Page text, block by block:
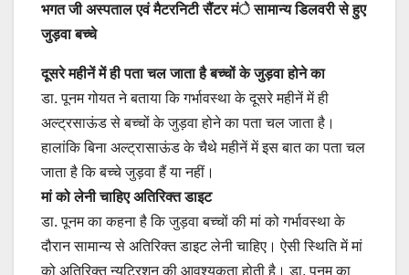
भगत जी अस्पताल एवं मैटरनिटी सैंटर मंे सामान्य डिलवरी से हुए
जुड़वा बच्चे
दूसरे महीनें में ही पता चल जाता है बच्चों के जुड़वा होने का
डा. पूनम गोयत ने बताया कि गर्भावस्था के दूसरे महीनें में ही
अल्ट्रसाऊंड से बच्चों के जुड़वा होने का पता चल जाता है।
हालांकि बिना अल्ट्रासाऊंड के चैथे महीनें में इस बात का पता चल
जाता है कि बच्चे जुड़वा हैं या नहीं।
मां को लेनी चाहिए अतिरिक्त डाइट
डा. पूनम का कहना है कि जुड़वा बच्चों की मां को गर्भावस्था के
दौरान सामान्य से अतिरिक्त डाइट लेनी चाहिए। ऐसी स्थिति में मां
को अतिरिक्त न्यूट्रिशन की आवश्यकता होती है। डा. पूनम का